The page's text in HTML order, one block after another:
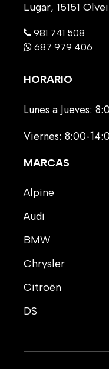
Lugar, 15151
981 741 508
687 979 406
HORARIO
Lunes a Jueves:
Viernes: 8:00-
MARCAS
Alpine
Audi
BMW
Chrysler
Citroën
DS